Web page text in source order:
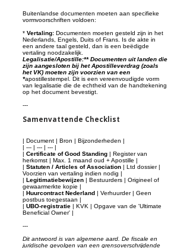
Buitenlandse documenten moeten aan specifieke
vormvoorschriften voldoen:
* Vertaling: Documenten moeten gesteld zijn in het
Nederlands, Engels, Duits of Frans. Is de akte in
een andere taal gesteld, dan is een beëdigde
vertaling noodzakelijk.
Legalisatie/Apostille:** Documenten uit landen die
zijn aangesloten bij het Apostilleverdrag (zoals
het VK) moeten zijn voorzien van een
*apostillestempel. Dit is een vereenvoudigde vorm
van legalisatie die de echtheid van de handtekening
op het document bevestigt.
---
Samenvattende Checklist
| Document | Bron | Bijzonderheden |
| --- | --- | --- |
| Certificate of Good Standing | Register van
herkomst | Max. 1 maand oud + Apostille |
| Statuten / Articles of Association | Ltd dossier |
Voorzien van vertaling indien nodig |
| Legitimatiebewijzen | Bestuurders | Origineel of
gewaarmerkte kopie |
| Huurcontract Nederland | Verhuurder | Geen
postbus toegestaan |
| UBO-registratie | KVK | Opgave van de 'Ultimate
Beneficial Owner' |
---
Dit antwoord is van algemene aard. De fiscale en
juridische gevolgen van een grensoverschrijdende